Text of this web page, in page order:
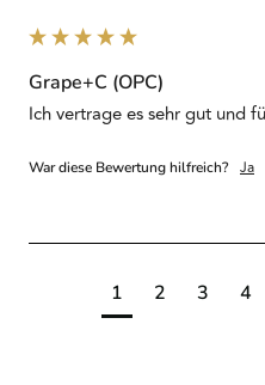
Grape+C (OPC)
War diese Bewertung hilfreich? Ja
1 2 3 4